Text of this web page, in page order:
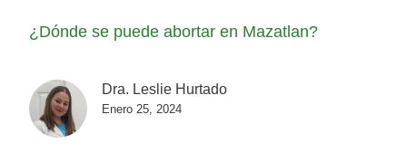
¿Dónde se puede abortar en Mazatlan?
Dra. Leslie Hurtado
Enero 25, 2024